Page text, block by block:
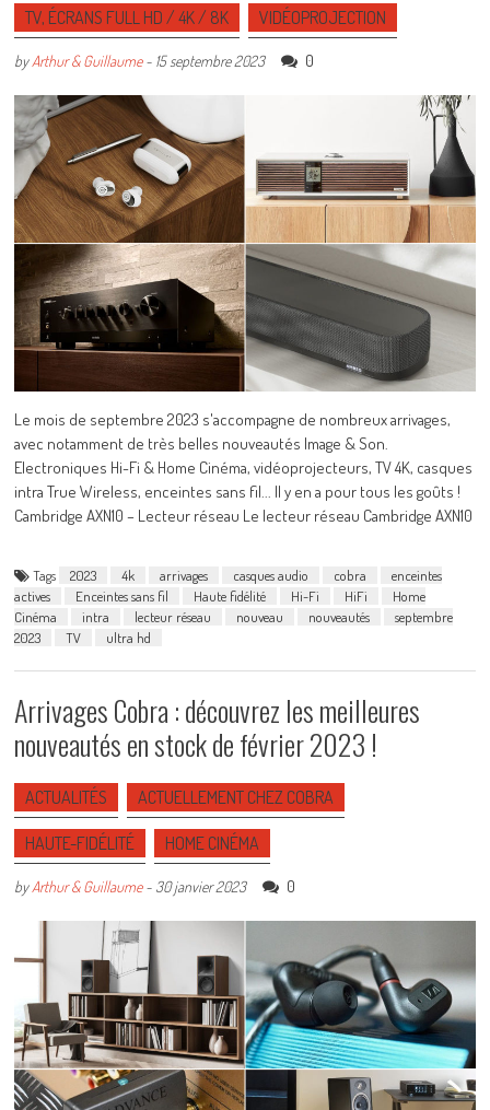
TV, ÉCRANS FULL HD / 4K / 8K VIDÉOPROJECTION
byArthur & Guillaume- 15 septembre 2023 0
Le mois de septembre 2023 s'accompagne de nombreux arrivages,
avec notamment de très belles nouveautés Image & Son.
Electroniques Hi-Fi & Home Cinéma, vidéoprojecteurs, TV 4K, casques
intra True Wireless, enceintes sans fil... Il y en a pour tous les goûts !
Cambridge AXN10 – Lecteur réseau Le lecteur réseau Cambridge AXN10
Tags 2023 4k arrivages casques audio cobra
enceintes
actives
Enceintes sans fil Haute fidélité Hi-Fi HiFi
Home
Cinéma
intra lecteur réseau nouveau nouveautés
septembre
2023
TV ultra hd
Arrivages Cobra : découvrez les meilleures
nouveautés en stock de février 2023 !
ACTUALITÉS ACTUELLEMENT CHEZ COBRA
HAUTE-FIDÉLITÉ HOME CINÉMA
byArthur & Guillaume- 30 janvier 2023 0